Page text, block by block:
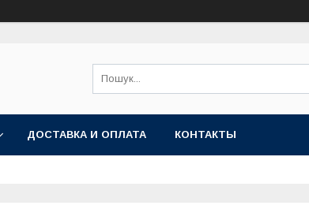
ДОСТАВКА И ОПЛАТА КОНТАКТЫ